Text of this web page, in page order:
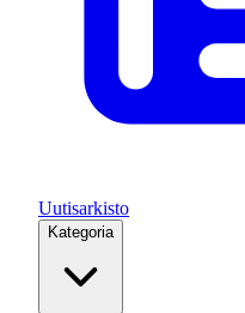
Uutisarkisto
Kategoria